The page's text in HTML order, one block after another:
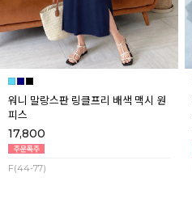
워니 말랑스판 링클프리 배색 맥시 원
피스
17,800
F(44-77)